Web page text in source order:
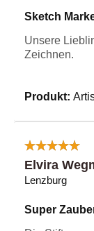
Sketch
Unsere
Zeichnen.
Produkt:
Elvira
Lenzburg
Super